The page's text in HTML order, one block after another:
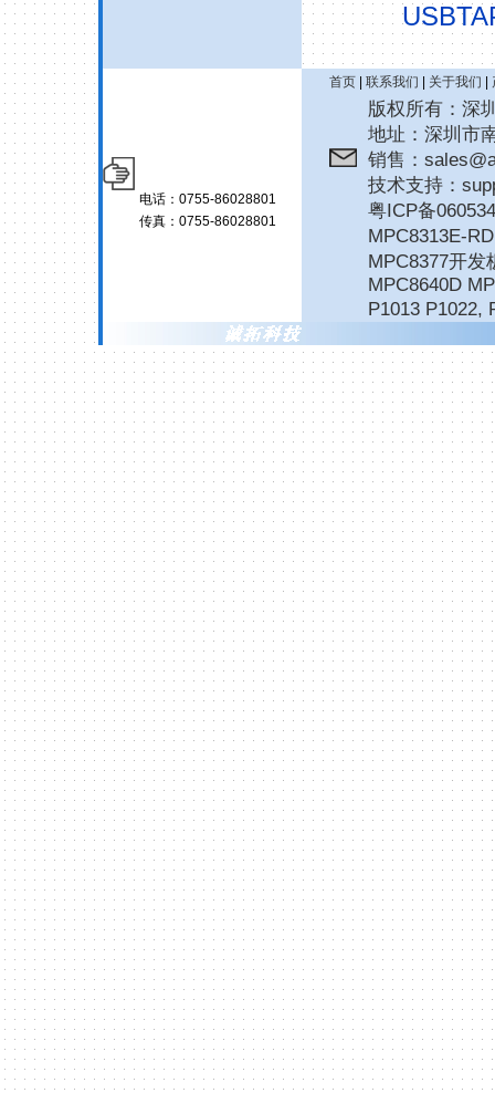
电话：0755-86028801
传真：0755-86028801
首页| 联系我们 关于我们
版权所有：深
地址：深圳市
销售：
技术支持：
粤ICP备
MPC8313E-
MPC8377开发
MPC8640D
P1013 P1022,